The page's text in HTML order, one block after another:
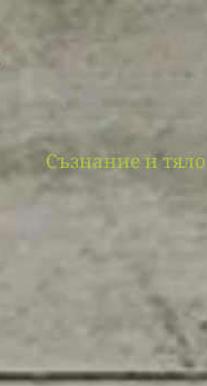
Съзнание и